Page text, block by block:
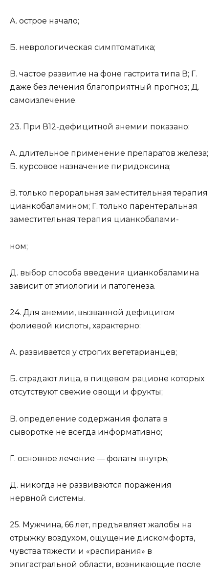
A. острое начало;
Б. неврологическая симптоматика;
B. частое развитие на фоне гастрита типа В; Г.
даже без лечения благоприятный прогноз; Д.
самоизлечение.
23. При В12-дефицитной анемии показано:
A. длительное применение препаратов железа;
Б. курсовое назначение пиридоксина;
B. только пероральная заместительная терапия
цианкобаламином; Г. только парентеральная
заместительная терапия цианкобалами-
ном;
Д. выбор способа введения цианкобаламина
зависит от этиологии и патогенеза.
24. Для анемии, вызванной дефицитом
фолиевой кислоты, характерно:
A. развивается у строгих вегетарианцев;
Б. страдают лица, в пищевом рационе которых
отсутствуют свежие овощи и фрукты;
B. определение содержания фолата в
сыворотке не всегда информативно;
Г. основное лечение — фолаты внутрь;
Д. никогда не развиваются поражения
нервной системы.
25. Мужчина, 66 лет, предъявляет жалобы на
отрыжку воздухом, ощущение дискомфорта,
чувства тяжести и «распирания» в
эпигастральной области, возникающие после